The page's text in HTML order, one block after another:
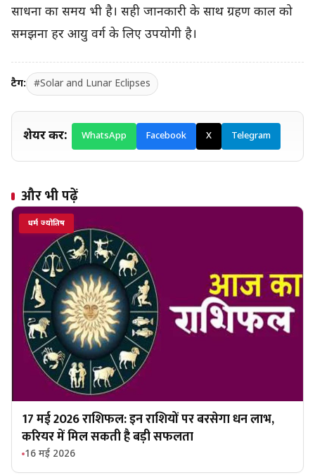
साधना का समय भी है। सही जानकारी के साथ ग्रहण काल को
समझना हर आयु वर्ग के लिए उपयोगी है।
टैग: #Solar and Lunar Eclipses
शेयर करें: WhatsApp Facebook X Telegram
और भी पढ़ें
धर्म ज्योतिष
17 मई 2026 राशिफल: इन राशियों पर बरसेगा धन लाभ,
करियर में मिल सकती है बड़ी सफलता
16 मई 2026